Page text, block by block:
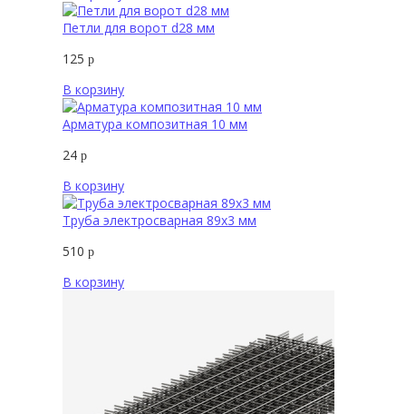
Петли для ворот d28 мм
125 р
В корзину
Арматура композитная 10 мм
24 р
В корзину
Труба электросварная 89х3 мм
510 р
В корзину